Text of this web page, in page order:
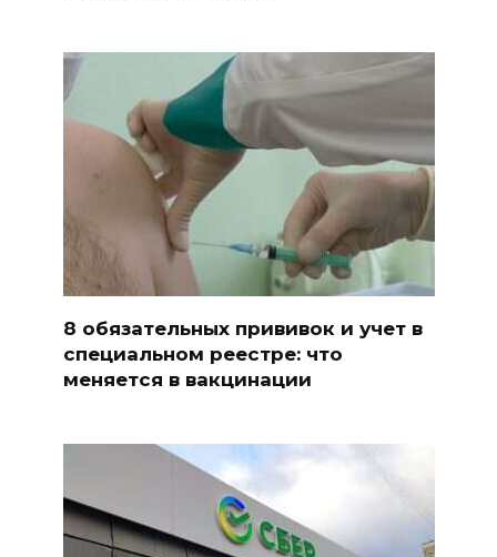
8 обязательных прививок и учет в
специальном реестре: что
меняется в вакцинации